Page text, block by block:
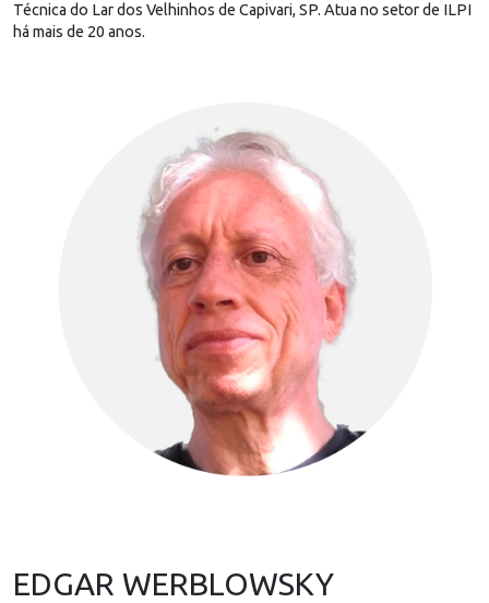
Técnica do Lar dos Velhinhos de Capivari, SP. Atua no setor de ILPI
há mais de 20 anos.
EDGAR WERBLOWSKY